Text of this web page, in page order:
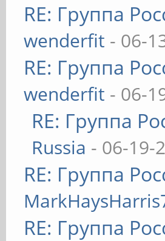
RE: Группа
wenderfit - 06-
RE: Группа
wenderfit - 06-
RE: Группа
Russia - 06-19-
RE: Группа
RE: Группа